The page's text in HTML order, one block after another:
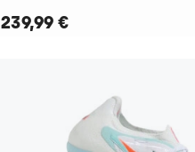
239,99 €